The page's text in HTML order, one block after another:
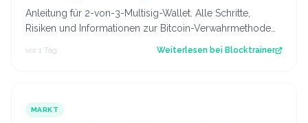
Anleitung für 2-von-3-Multisig-Wallet. Alle Schritte,
Risiken und Informationen zur Bitcoin-Verwahrmethode
vor 1 Tag Weiterlesen bei Blocktrainer
MARKT